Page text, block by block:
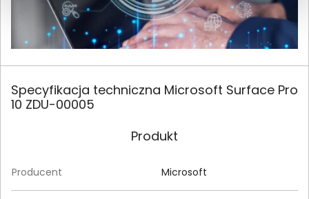
Specyfikacja techniczna Microsoft Surface Pro
10 ZDU-00005
Produkt
Producent Microsoft